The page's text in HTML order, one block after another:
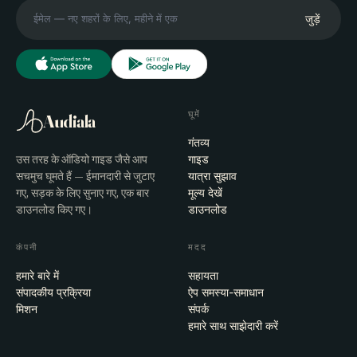
जुड़ें
Audiala
उस तरह के ऑडियो गाइड जैसे आप
सचमुच घूमते हैं — ईमानदारी से जुटाए
गए, सड़क के लिए सुनाए गए, एक बार
डाउनलोड किए गए।
घूमें
गंतव्य
गाइड
यात्रा सुझाव
मूल्य देखें
डाउनलोड
कंपनी
हमारे बारे में
संपादकीय प्रक्रिया
मिशन
मदद
सहायता
ऐप समस्या-समाधान
संपर्क
हमारे साथ साझेदारी करें